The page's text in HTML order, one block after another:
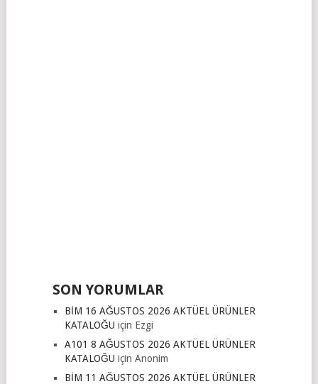
SON YORUMLAR
BİM 16 AĞUSTOS 2026 AKTÜEL ÜRÜNLER
KATALOĞU için Ezgi
A101 8 AĞUSTOS 2026 AKTÜEL ÜRÜNLER
KATALOĞU için Anonim
BİM 11 AĞUSTOS 2026 AKTÜEL ÜRÜNLER